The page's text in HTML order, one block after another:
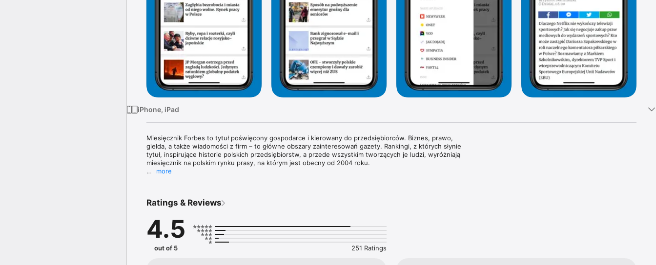
iPhone, iPad
Miesięcznik Forbes to tytuł poświęcony gospodarce i kierowany do przedsiębiorców. Biznes, prawo,
giełda, a także wiadomości z firm – to główne obszary zainteresowań gazety. Rankingi, z których słynie
tytuł, inspirujące historie polskich przedsiębiorstw, a przede wszystkim tworzących je ludzi, wyróżniają
miesięcznik na polskim rynku prasy, na którym jest obecny od 2004 roku.
największe nazwiska świata biznesu, ekonomii i finansów.
jak obowiązujące przepisy prawne wpływają na prowadzenie biznesu w Polsce. Obserwujemy światowe
trendy i ich wpływ na rynek pracy w kraju.
Doroczny Ranking 100 najbogatszych Polaków to jedna z flagowych publikacji magazynu. Ale Forbes
trzyma rękę na pulsie nie tylko jeśli chodzi o najbardziej majętnych przedsiębiorców. W corocznym
more
Ratings & Reviews
4.5
out of 5 251 Ratings